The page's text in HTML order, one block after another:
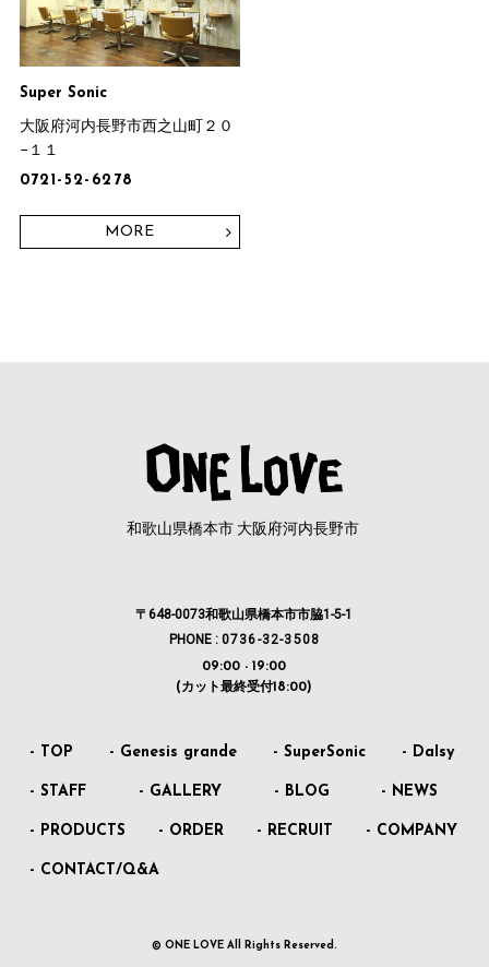
Super Sonic
大阪府河内長野市西之山町２０
−１１
0721-52-6278
MORE
和歌山県橋本市 大阪府河内長野市
〒648-0073和歌山県橋本市市脇1-5-1
PHONE : 0736-32-3508
09:00 - 19:00
(カット最終受付18:00)
- TOP - Genesis grande - SuperSonic - DaIsy
- STAFF - GALLERY - BLOG - NEWS
- PRODUCTS - ORDER - RECRUIT - COMPANY
- CONTACT/Q&A
© ONE LOVE All Rights Reserved.